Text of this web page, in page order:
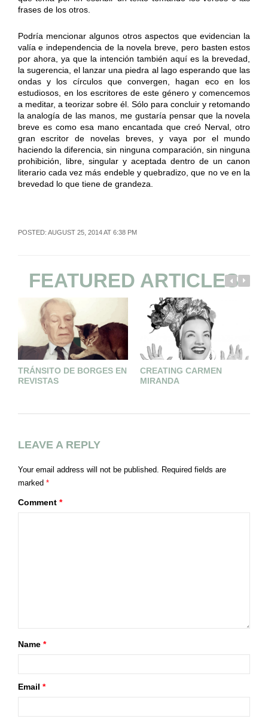
frases de los otros.
Podría mencionar algunos otros aspectos que evidencian la
valía e independencia de la novela breve, pero basten estos
por ahora, ya que la intención también aquí es la brevedad,
la sugerencia, el lanzar una piedra al lago esperando que las
ondas y los círculos que convergen, hagan eco en los
estudiosos, en los escritores de este género y comencemos
a meditar, a teorizar sobre él. Sólo para concluir y retomando
la analogía de las manos, me gustaría pensar que la novela
breve es como esa mano encantada que creó Nerval, otro
gran escritor de novelas breves, y vaya por el mundo
haciendo la diferencia, sin ninguna comparación, sin ninguna
prohibición, libre, singular y aceptada dentro de un canon
literario cada vez más endeble y quebradizo, que no ve en la
brevedad lo que tiene de grandeza.
POSTED: AUGUST 25, 2014 AT 6:38 PM
FEATURED ARTICLES
TRÁNSITO DE BORGES EN
REVISTAS
CREATING CARMEN
MIRANDA
LEAVE A REPLY
Your email address will not be published.
Required fields are
marked *
Comment *
Name *
Email *